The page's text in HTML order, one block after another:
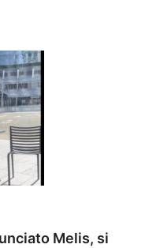
Melis, si